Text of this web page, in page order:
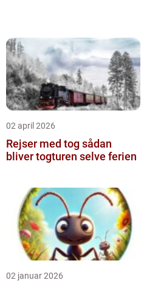
02 april 2026
Rejser med tog sådan
bliver togturen selve ferien
02 januar 2026